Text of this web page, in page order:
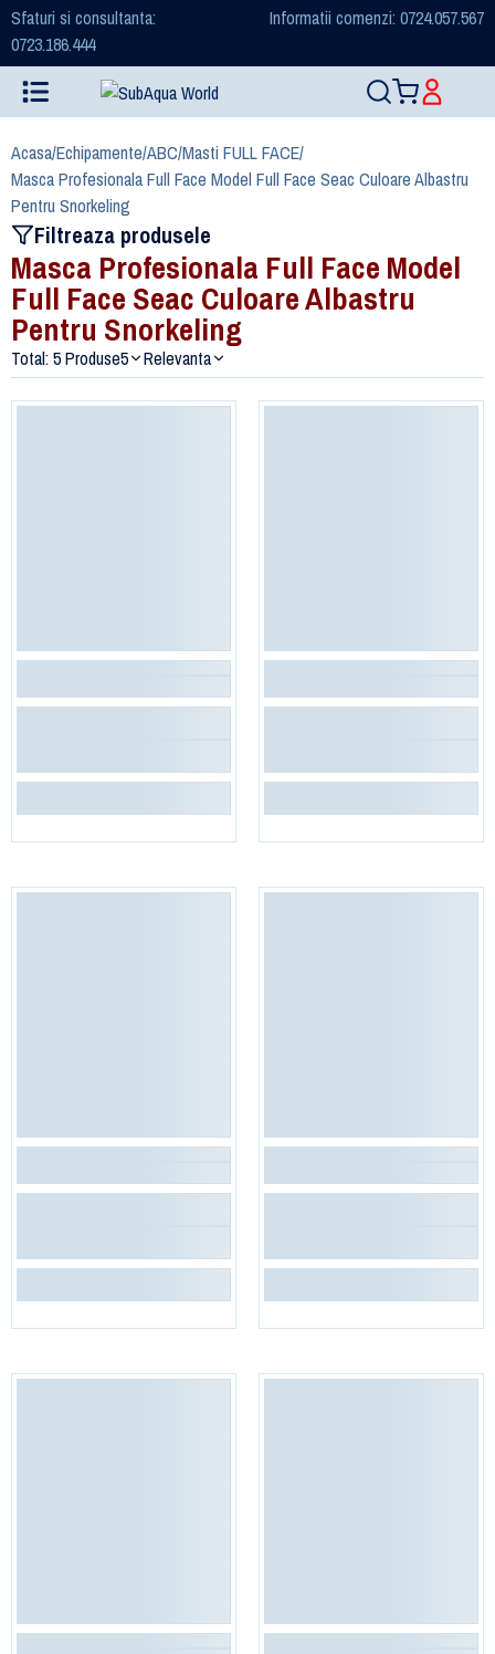
Sfaturi si consultanta:
0723.186.444
Informatii comenzi: 0724.057.567
Acasa/Echipamente/ABC/Masti FULL FACE/
Masca Profesionala Full Face Model Full Face Seac Culoare Albastru
Pentru Snorkeling
Filtreaza produsele
Masca Profesionala Full Face Model
Full Face Seac Culoare Albastru
Pentru Snorkeling
Total: 5 Produse5 Relevanta